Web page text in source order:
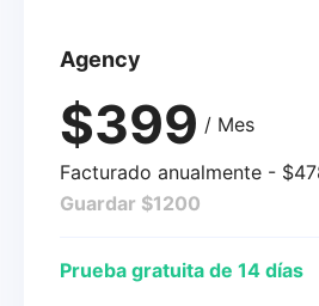
Agency
$399 / Mes
Facturado anualmente -
Guardar $1200
Prueba gratuita de 14 días